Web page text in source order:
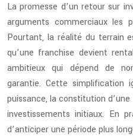
La promesse d’un retour sur
arguments commerciaux les
Pourtant, la réalité du terrain
qu’une franchise devient
ambitieux qui dépend de
garantie. Cette simplification
puissance, la constitution
investissements initiaux. En
d’anticiper une période plus